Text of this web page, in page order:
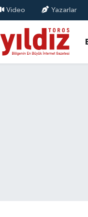
Video Yazarlar